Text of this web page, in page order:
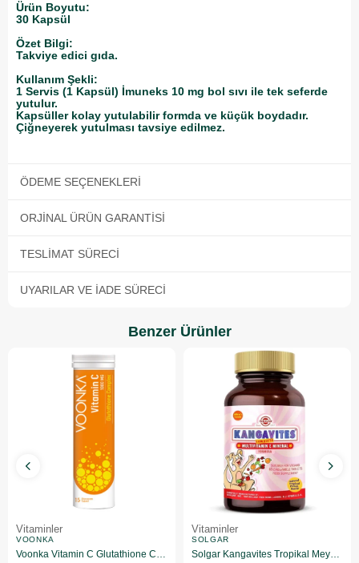
Ürün Boyutu:
30 Kapsül
Özet Bilgi:
Takviye edici gıda.
Kullanım Şekli:
1 Servis (1 Kapsül) İmuneks 10 mg bol sıvı ile tek seferde
yutulur.
Kapsüller kolay yutulabilir formda ve küçük boydadır.
Çiğneyerek yutulması tavsiye edilmez.
ÖDEME SEÇENEKLERI
ORJINAL ÜRÜN GARANTISI
TESLIMAT SÜRECI
UYARILAR VE İADE SÜRECI
Benzer Ürünler
Vitaminler
VOONKA
Voonka Vitamin C Glutathione Complex Efervesan 15 Tablet
Vitaminler
SOLGAR
Solgar Kangavites Tropikal Meyve Aromalı 60 Tablet